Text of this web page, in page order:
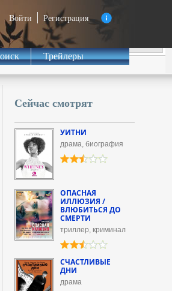
Войти Регистрация
Трейлеры
Сейчас смотрят
УИТНИ
драма, биография
ОПАСНАЯ
ИЛЛЮЗИЯ /
ВЛЮБИТЬСЯ ДО
СМЕРТИ
триллер, криминал
СЧАСТЛИВЫЕ
ДНИ
драма